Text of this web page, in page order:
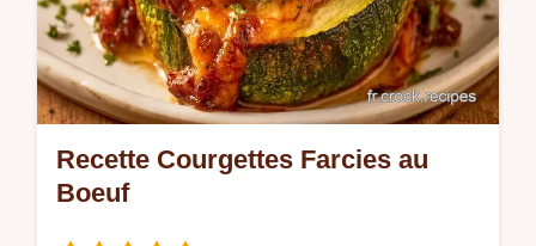
Recette Courgettes Farcies au
Boeuf